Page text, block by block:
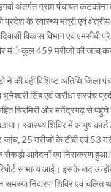
ग्राम पंचायत कटकोना के
के स्वास्थ्य मंत्री एवं
विकास विभाग एवं एमसीबी
मंे कुल 459 मरीजों की जांच कर
ने की वहीं विशिष्ट अतिथि जिला
सिंह एवं जरौंधा सरपंच
सहित चिरमिरी और मनेंद्रगढ़ से
स्वास्थ्य शिविर में आयुष
25 मरीजों के टीबी एवं 53
आवेदनों का निराकरण
सामान्य आई। इसके बाद
निवारण शिविर एवं